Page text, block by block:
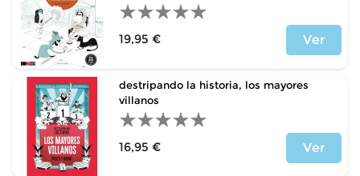
19,95 €
Ver
destripando la historia, los mayores
villanos
16,95 €
Ver